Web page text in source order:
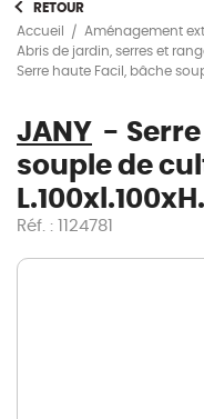
RETOUR
Accueil
Aménagement
Abris de jardin, serres et
Serre haute Facil, bâche
JANY
souple de
Réf. : 1124781